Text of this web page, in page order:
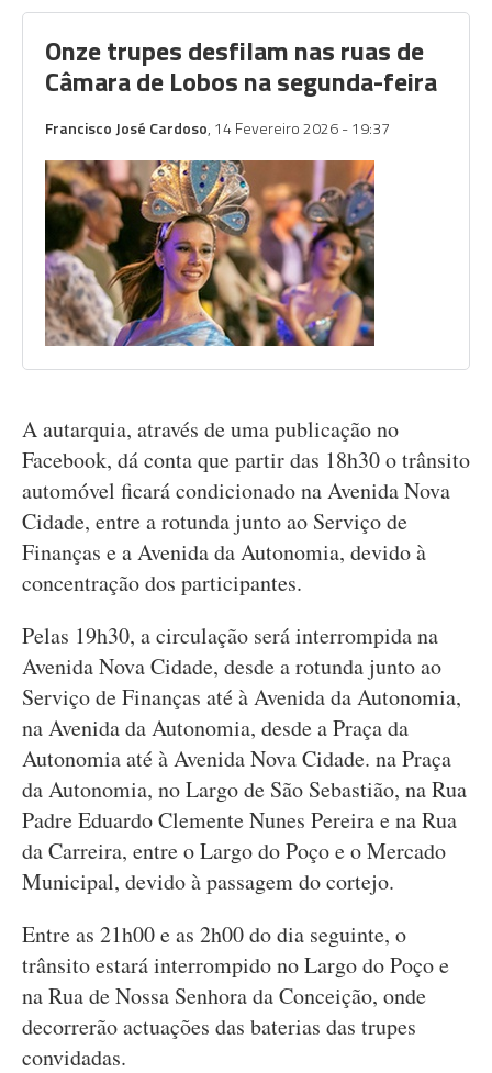
Onze trupes desfilam nas ruas de
Câmara de Lobos na segunda-feira
Francisco José Cardoso, 14 Fevereiro 2026 - 19:37
A autarquia, através de uma publicação no
Facebook, dá conta que partir das 18h30 o trânsito
automóvel ficará condicionado na Avenida Nova
Cidade, entre a rotunda junto ao Serviço de
Finanças e a Avenida da Autonomia, devido à
concentração dos participantes.
Pelas 19h30, a circulação será interrompida na
Avenida Nova Cidade, desde a rotunda junto ao
Serviço de Finanças até à Avenida da Autonomia,
na Avenida da Autonomia, desde a Praça da
Autonomia até à Avenida Nova Cidade. na Praça
da Autonomia, no Largo de São Sebastião, na Rua
Padre Eduardo Clemente Nunes Pereira e na Rua
da Carreira, entre o Largo do Poço e o Mercado
Municipal, devido à passagem do cortejo.
Entre as 21h00 e as 2h00 do dia seguinte, o
trânsito estará interrompido no Largo do Poço e
na Rua de Nossa Senhora da Conceição, onde
decorrerão actuações das baterias das trupes
convidadas.